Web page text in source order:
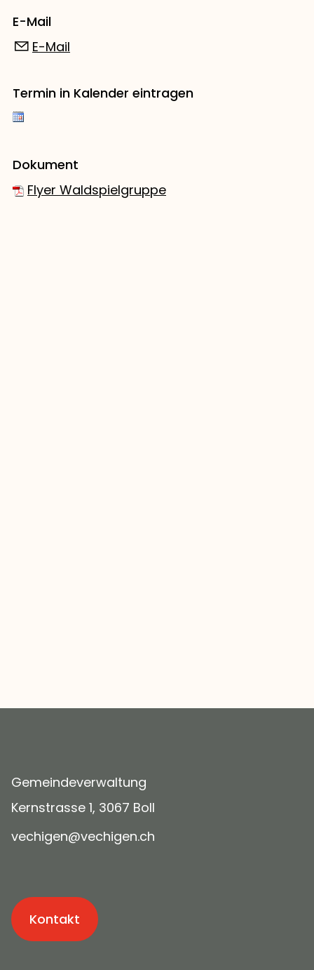
E-Mail
E-Mail
Termin in Kalender eintragen
Dokument
Flyer Waldspielgruppe
Gemeindeverwaltung
Kernstrasse 1, 3067 Boll
v ch g n v ch g n ch
Kontakt